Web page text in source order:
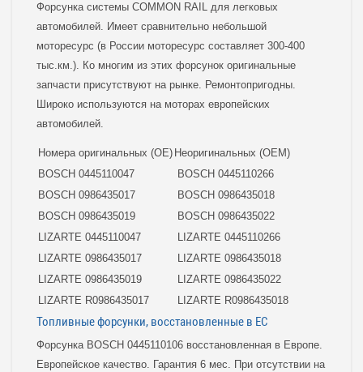
Форсунка системы COMMON RAIL для легковых
автомобилей. Имеет сравнительно небольшой
моторесурс (в России моторесурс составляет 300-400
тыс.км.). Ко многим из этих форсунок оригинальные
запчасти присутствуют на рынке. Ремонтопригодны.
Широко используются на моторах европейских
автомобилей.
Номера оригинальных (OE) Неоригинальных (OEM)
BOSCH 0445110047
BOSCH 0445110266
BOSCH 0986435017
BOSCH 0986435018
BOSCH 0986435019
BOSCH 0986435022
LIZARTE 0445110047
LIZARTE 0445110266
LIZARTE 0986435017
LIZARTE 0986435018
LIZARTE 0986435019
LIZARTE 0986435022
LIZARTE R0986435017
LIZARTE R0986435018
Топливные форсунки, восстановленные в ЕС
Форсунка BOSCH 0445110106 восстановленная в Европе.
Европейское качество. Гарантия 6 мес. При отсутствии на